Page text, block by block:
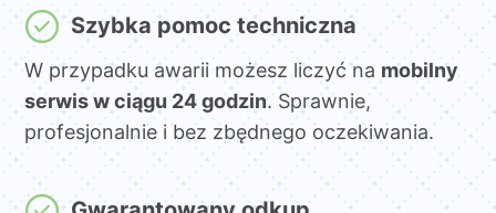
Szybka pomoc techniczna
W przypadku awarii możesz liczyć na mobilny
serwis w ciągu 24 godzin. Sprawnie,
profesjonalnie i bez zbędnego oczekiwania.